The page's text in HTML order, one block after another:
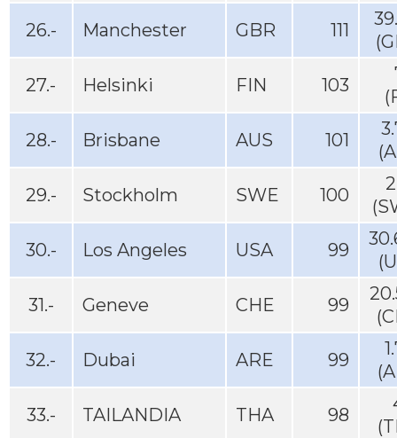
26.- Manchester GBR 111
27.- Helsinki FIN 103
28.- Brisbane AUS 101
29.- Stockholm SWE 100
30.- Los Angeles USA 99
31.- Geneve CHE 99
32.- Dubai ARE 99
33.- TAILANDIA THA 98